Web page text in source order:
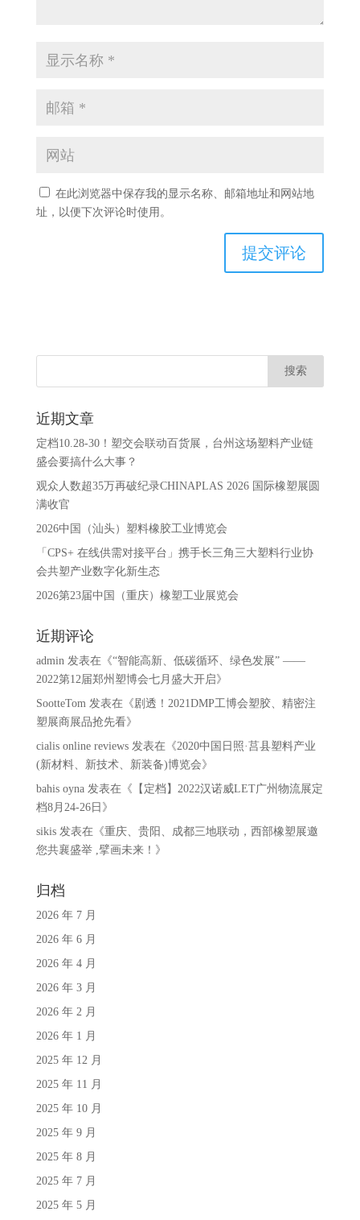
在此浏览器中保存我的显示名称、邮箱地址和网站地
址，以便下次评论时使用。
近期文章
定档10.28-30！塑交会联动百货展，台州这场塑料产业链
盛会要搞什么大事？
观众人数超35万再破纪录CHINAPLAS 2026 国际橡塑展圆
满收官
2026中国（汕头）塑料橡胶工业博览会
「CPS+ 在线供需对接平台」携手长三角三大塑料行业协
会共塑产业数字化新生态
2026第23届中国（重庆）橡塑工业展览会
近期评论
admin发表在《“智能高新、低碳循环、绿色发展” ——
2022第12届郑州塑博会七月盛大开启》
SootteTom发表在《剧透！2021DMP工博会塑胶、精密注
塑展商展品抢先看》
cialis online reviews发表在《2020中国日照·莒县塑料产业
(新材料、新技术、新装备)博览会》
bahis oyna发表在《 【定档】2022汉诺威LET广州物流展定
档8月24-26日 》
sikis发表在《重庆、贵阳、成都三地联动，西部橡塑展邀
您共襄盛举 ,擘画未来！ 》
归档
2026 年 7 月
2026 年 6 月
2026 年 4 月
2026 年 3 月
2026 年 2 月
2026 年 1 月
2025 年 12 月
2025 年 11 月
2025 年 10 月
2025 年 9 月
2025 年 8 月
2025 年 7 月
2025 年 5 月